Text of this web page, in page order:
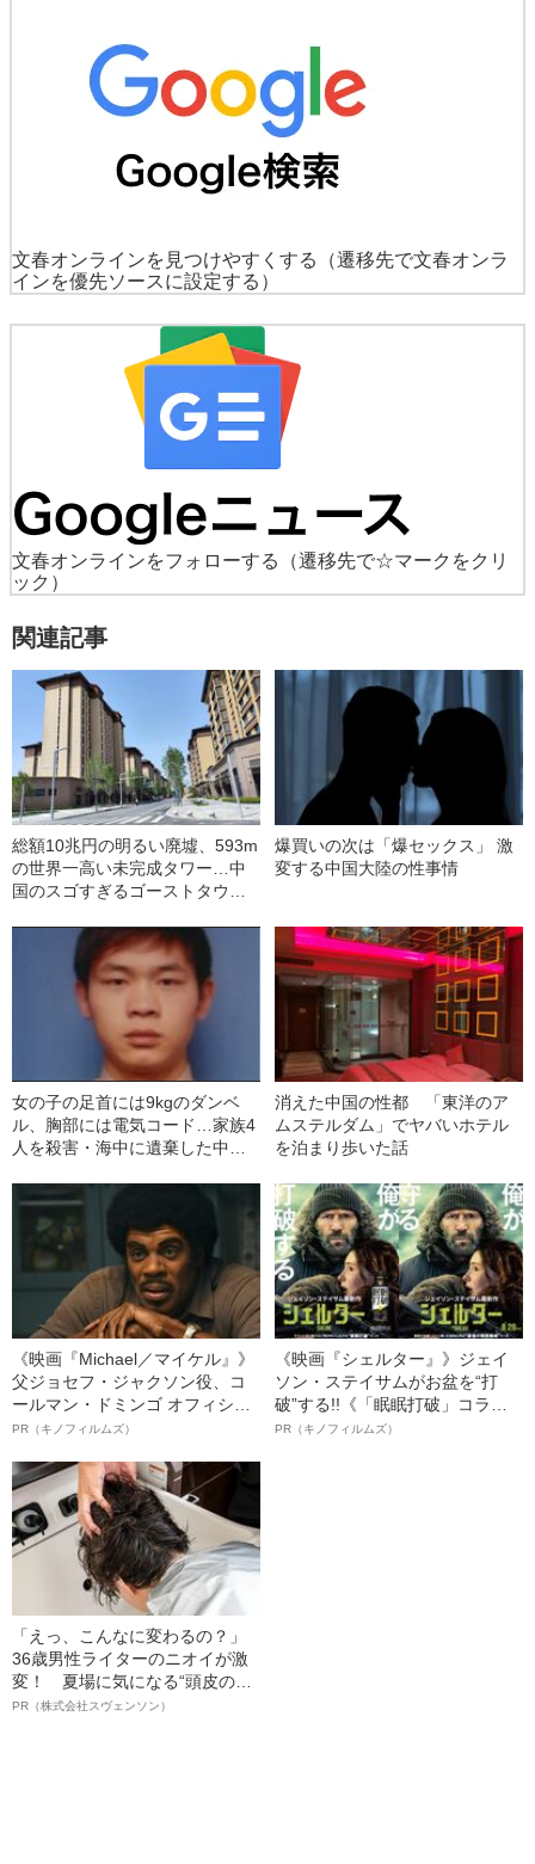
文春オンラインを見つけやすくする
（遷移先で文春オンラ
インを優先ソースに設定する）
文春オンラインをフォローする
（遷移先で☆マークをクリ
ック）
関連記事
総額10兆円の明るい廃墟、593m
の世界一高い未完成タワー…中
国のスゴすぎるゴーストタウン
爆買いの次は「爆セックス」 激
変する中国大陸の性事情
女の子の足首には9kgのダンベ
ル、胸部には電気コード…家族4
人を殺害・海中に遺棄した中国
消えた中国の性都 「東洋のア
ムステルダム」でヤバいホテル
を泊まり歩いた話
《映画『Michael／マイケル』》
父ジョセフ・ジャクソン役、コ
ールマン・ドミンゴ オフィシャ
ルインタビュー“観客を魅了した
語る”《日本興収70億円突破》
PR（キノフィルムズ）
《映画『シェルター』》ジェイ
ソン・ステイサムがお盆を“打
破”する!!《「眠眠打破」コラ
ボ》
PR（キノフィルムズ）
「えっ、こんなに変わるの？」
36歳男性ライターのニオイが激
変！ 夏場に気になる“頭皮のニ
オイ”や“ベタつき”を解消す
PR（株式会社スヴェンソン）